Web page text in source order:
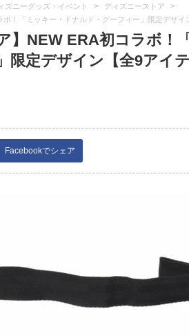
ズニーグッズ・イベント > ディズニーストア >
ボ！「ミッキー・ドナルド・グーフィー」限定デザイ
】NEW ERA初コラボ！
限定デザイン【全9アイ
Facebookでシェア